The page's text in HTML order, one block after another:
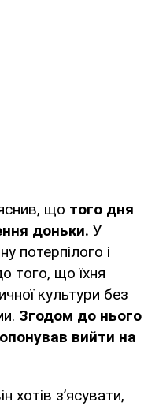
що того дня
доньки. У
потерпілого і
того, що їхня
культури без
Згодом до нього
вийти на
хотів з’ясувати,